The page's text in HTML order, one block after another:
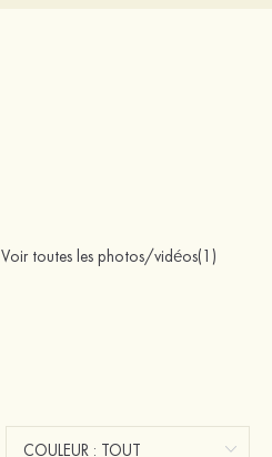
Voir toutes les photos/vidéos(1)